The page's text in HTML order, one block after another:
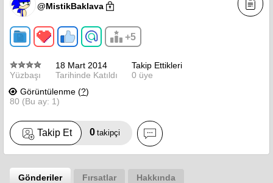
@MistikBaklava
+5
Yüzbaşı
18 Mart 2014
Tarihinde Katıldı
Takip Ettikleri
0 üye
Görüntülenme (?)
80 (Bu ay: 1)
Takip Et 0 takipçi
Gönderiler Fırsatlar Hakkında